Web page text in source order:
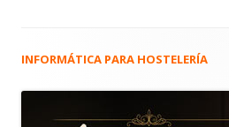
Barra
INFORMÁTICA PARA HOSTELERÍA